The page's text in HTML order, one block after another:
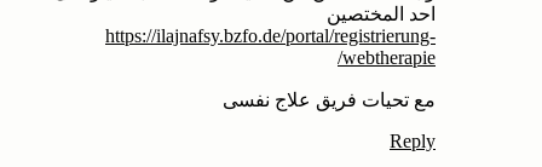
احد المختصين
https://ilajnafsy.bzfo.de/portal/registrierung-
webtherapie/
مع تحيات فريق علاج نفسى
Reply